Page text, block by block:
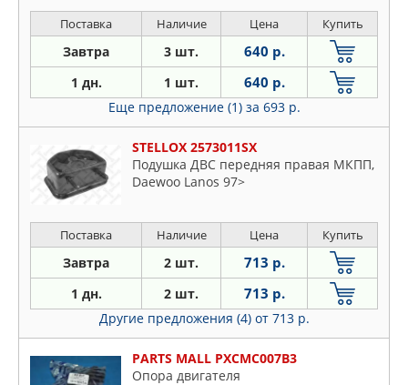
OSSCA
PARTS MALL
PATRON
STELLOX
Matiz
Nexia
Nubira
Поставка Наличие Цена Купить
Завтра 3 шт. 640 р.
1 дн. 1 шт. 640 р.
Еще предложение (1) за 693 р.
STELLOX 2573011SX
Подушка ДВС передняя правая MКПП,
Daewoo Lanos 97>
Поставка Наличие Цена Купить
Завтра 2 шт. 713 р.
1 дн. 2 шт. 713 р.
Другие предложения (4) от 713 р.
PARTS MALL PXCMC007B3
Опора двигателя